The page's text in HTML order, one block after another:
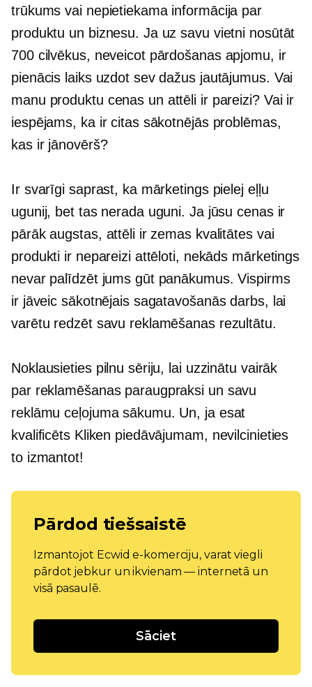
trūkums vai nepietiekama informācija par
produktu un biznesu. Ja uz savu vietni nosūtāt
700 cilvēkus, neveicot pārdošanas apjomu, ir
pienācis laiks uzdot sev dažus jautājumus. Vai
manu produktu cenas un attēli ir pareizi? Vai ir
iespējams, ka ir citas sākotnējās problēmas,
kas ir jānovērš?
Ir svarīgi saprast, ka mārketings pielej eļļu
ugunij, bet tas nerada uguni. Ja jūsu cenas ir
pārāk augstas, attēli ir zemas kvalitātes vai
produkti ir nepareizi attēloti, nekāds mārketings
nevar palīdzēt jums gūt panākumus. Vispirms
ir jāveic sākotnējais sagatavošanās darbs, lai
varētu redzēt savu reklamēšanas rezultātu.
Noklausieties pilnu sēriju, lai uzzinātu vairāk
par reklamēšanas paraugpraksi un savu
reklāmu ceļojuma sākumu. Un, ja esat
kvalificēts Kliken piedāvājumam, nevilcinieties
to izmantot!
Pārdod tiešsaistē
Izmantojot Ecwid e-komerciju, varat viegli
pārdot jebkur un ikvienam — internetā un
visā pasaulē.
Sāciet